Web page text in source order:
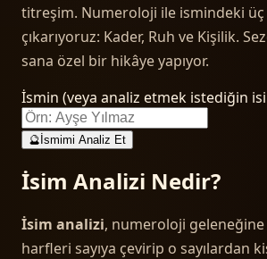
titreşim. Numeroloji ile ismindeki üç
çıkarıyoruz: Kader, Ruh ve Kişilik.
sana özel bir hikâye yapıyor.
İsmin (veya analiz etmek istediğin
🔮 İsmimi Analiz Et
İsim Analizi Nedir?
İsim analizi, numeroloji
harfleri sayıya çevirip o sayılardan